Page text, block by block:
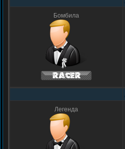
Бомбила
Легенда